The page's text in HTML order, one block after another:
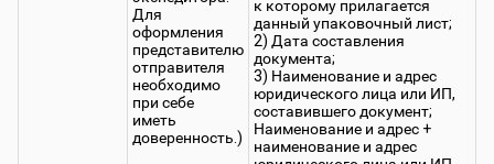
Для
оформления
представителю
отправителя
необходимо
при себе
иметь
доверенность.)
к которому прилагается
данный упаковочный лист;
2) Дата составления
документа;
3) Наименование и адрес
юридического лица или ИП,
составившего документ;
Наименование и адрес +
наименование и адрес